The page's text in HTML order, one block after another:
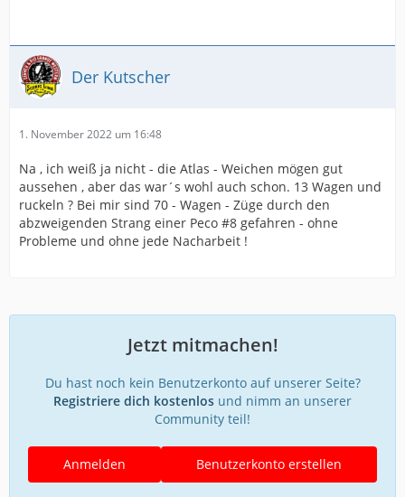
Der Kutscher
1. November 2022 um 16:48
Na , ich weiß ja nicht - die Atlas - Weichen mögen gut
aussehen , aber das war´s wohl auch schon. 13 Wagen und
ruckeln ? Bei mir sind 70 - Wagen - Züge durch den
abzweigenden Strang einer Peco #8 gefahren - ohne
Probleme und ohne jede Nacharbeit !
Jetzt mitmachen!
Du hast noch kein Benutzerkonto auf unserer Seite?
Registriere dich kostenlos und nimm an unserer
Community teil!
Benutzerkonto erstellen
Anmelden